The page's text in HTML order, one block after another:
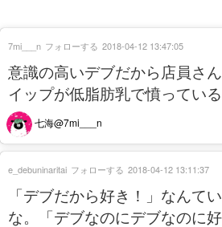
意識の高いデブだから店員さ
イップが低脂肪乳で憤っている
七海@7mi___n
7mi___n フォローする 2018-04-12 13:47:05
「デブだから好き！」なんて
な。「デブなのにデブなのに
e_debuninaritai フォローする 2018-04-12 13:11:37